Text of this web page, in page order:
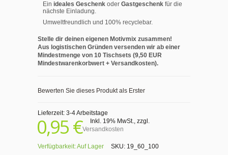
Ein ideales Geschenk oder Gastgeschenk für die
nächste Einladung.
Umweltfreundlich und 100% recyclebar.
Stelle dir deinen eigenen Motivmix zusammen!
Aus logistischen Gründen versenden wir ab einer
Mindestmenge von 10 Tischsets (9,50 EUR
Mindestwarenkorbwert + Versandkosten).
Bewerten Sie dieses Produkt als Erster
Lieferzeit: 3-4 Arbeitstage
0,95 € Inkl. 19% MwSt., zzgl.
Versandkosten
Verfügbarkeit:Auf Lager SKU: 19_60_100